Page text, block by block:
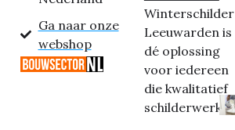
Ga naar onze
webshop
Winterschilder
Leeuwarden is
dé oplossing
voor iedereen
die kwalitatief
schilderwerk...